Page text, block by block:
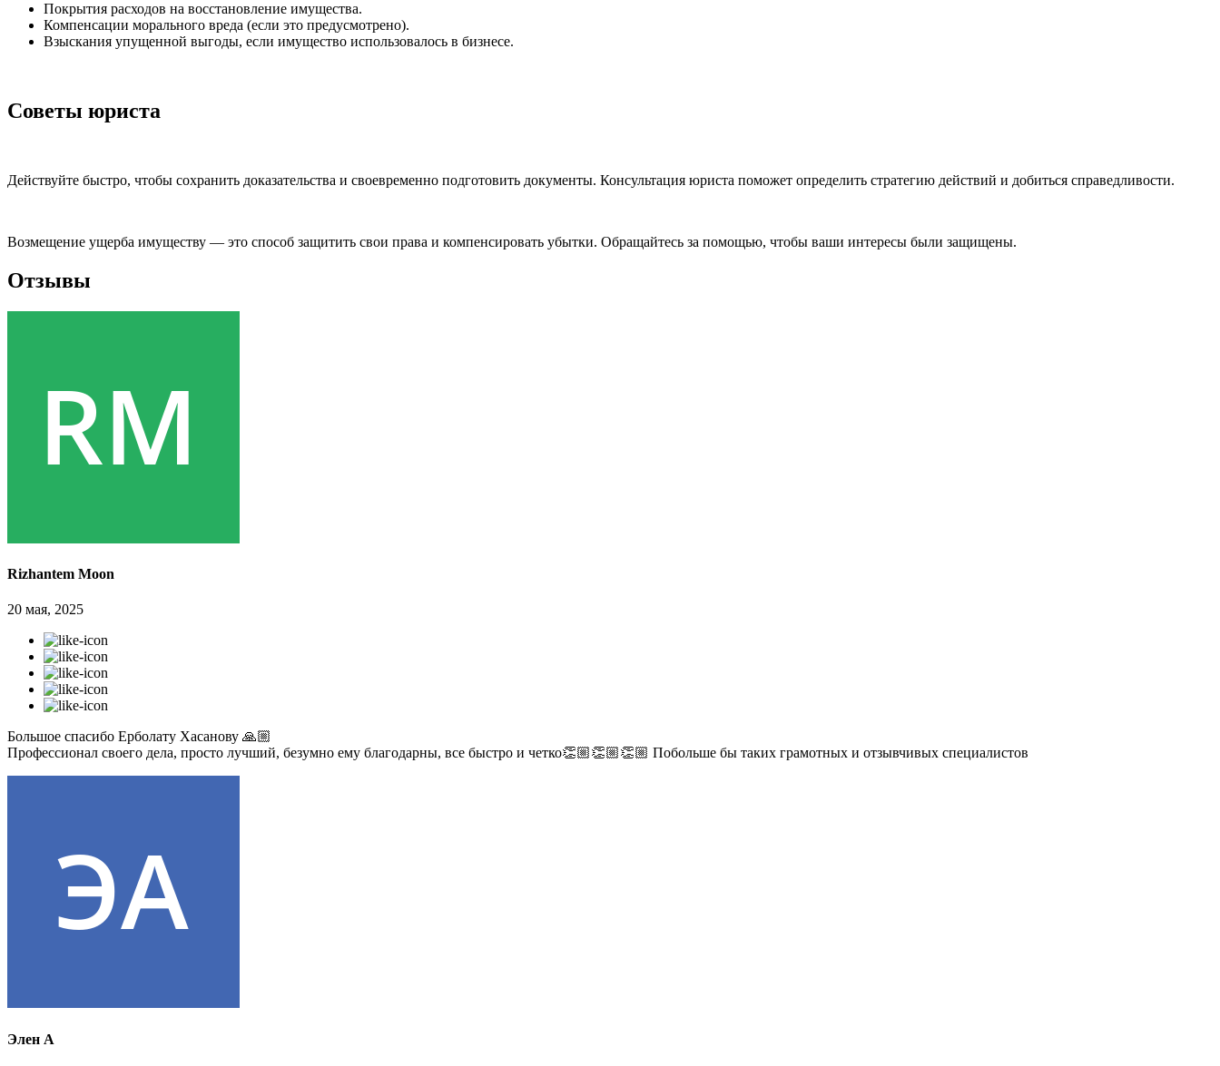
Покрытия расходов на восстановление имущества.
Компенсации морального вреда (если это предусмотрено).
Взыскания упущенной выгоды, если имущество использовалось в бизнесе.
Советы юриста
Действуйте быстро, чтобы сохранить доказательства и своевременно подготовить документы. Консультация юриста поможет определить стратегию действий и добиться справедливости.
Возмещение ущерба имуществу — это способ защитить свои права и компенсировать убытки. Обращайтесь за помощью, чтобы ваши интересы были защищены.
Отзывы
Rizhantem Moon
20 мая, 2025
Большое спасибо Ерболату Хасанову 🙏🏼
Профессионал своего дела, просто лучший, безумно ему благодарны, все быстро и четко👏🏼👏🏼👏🏼 Побольше бы таких грамотных и отзывчивых специалистов
Элен А